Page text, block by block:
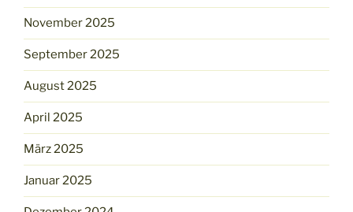
November 2025
September 2025
August 2025
April 2025
März 2025
Januar 2025